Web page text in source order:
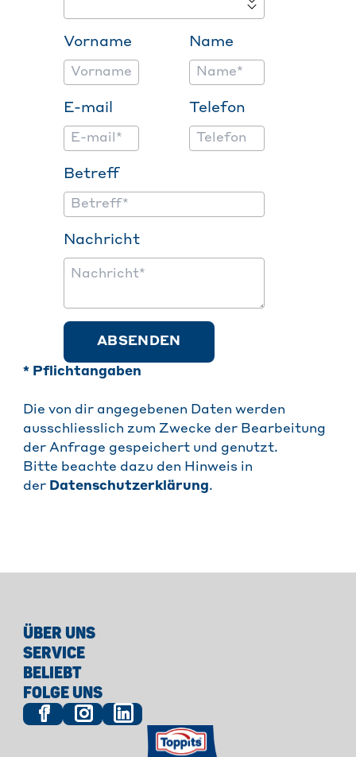
Vorname Name
E-mail Telefon
Betreff
Nachricht
ABSENDEN
* Pflichtangaben
Die von dir angegebenen Daten werden
ausschliesslich zum Zwecke der Bearbeitung
der Anfrage gespeichert und genutzt.
Bitte beachte dazu den Hinweis in
der Datenschutzerklärung.
ÜBER UNS
SERVICE
BELIEBT
FOLGE UNS